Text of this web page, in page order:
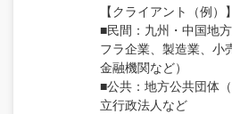
【クライアント（例）】
■民間：九州・中国地
フラ企業、製造業、小
金融機関など）
■公共：地方公共団体
立行政法人など